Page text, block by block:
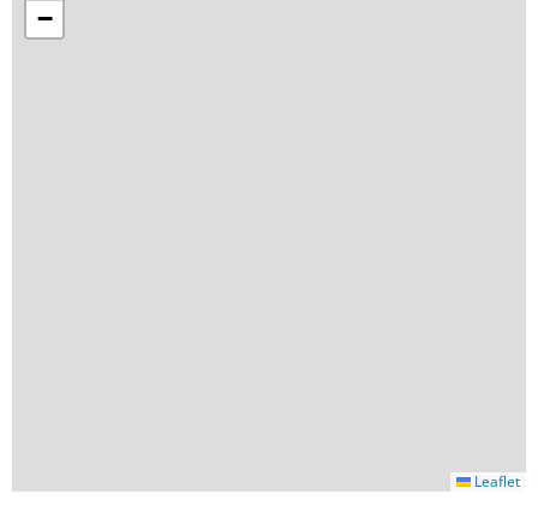
−
Leaflet